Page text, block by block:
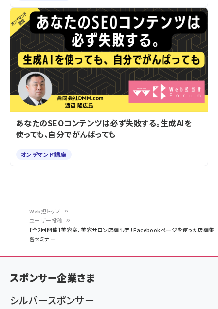
く
ず
Web担トップ
ユーザー投稿
【全2回開催】美容室、美容サロン店舗限定！Facebookページを使った店舗集
客セミナー
あなたのSEOコンテンツは必ず失敗する。生成AIを
使っても、自分でがんばっても
オンデマンド講座
スポンサー企業さま
シルバースポンサー